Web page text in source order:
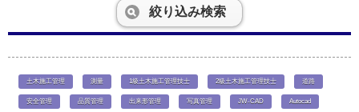
絞り込み検索
土木施工管理 測量 1級土木施工管理技士 2級土木施工管理技士 道路
安全管理 品質管理 出来形管理 写真管理 JW-CAD Autocad